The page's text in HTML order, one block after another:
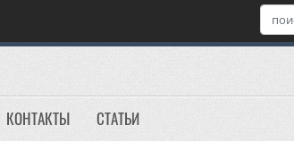
КОНТАКТЫ СТАТЬИ